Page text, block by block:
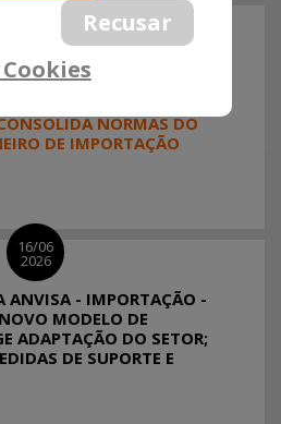
Nº 34/26 -
CONSULTA PÚBLICA
NORMAS DO
DE IMPORTAÇÃO
16/06
2026
- IMPORTAÇÃO -
MODELO DE
ADAPTAÇÃO DO SETOR;
DE SUPORTE E